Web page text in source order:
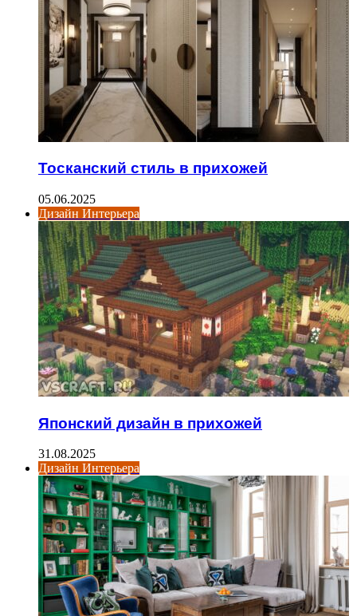
Тосканский стиль в прихожей
05.06.2025
Дизайн Интерьера
Японский дизайн в прихожей
31.08.2025
Дизайн Интерьера